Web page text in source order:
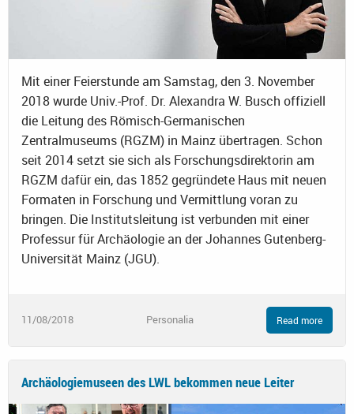
Mit einer Feierstunde am Samstag, den 3. November
2018 wurde Univ.-Prof. Dr. Alexandra W. Busch offiziell
die Leitung des Römisch-Germanischen
Zentralmuseums (RGZM) in Mainz übertragen. Schon
seit 2014 setzt sie sich als Forschungsdirektorin am
RGZM dafür ein, das 1852 gegründete Haus mit neuen
Formaten in Forschung und Vermittlung voran zu
bringen. Die Institutsleitung ist verbunden mit einer
Professur für Archäologie an der Johannes Gutenberg-
Universität Mainz (JGU).
11/08/2018 Personalia Read more
Archäologiemuseen des LWL bekommen neue Leiter